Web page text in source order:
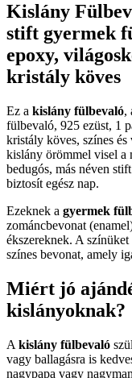
Kislány
stift gyermek
epoxy,
kristály köves
Ez a kislány fülbevaló,
fülbevaló, 925 ezüst, 1
kristály köves, színes
kislány örömmel visel a
bedugós, más néven
biztosít egész nap.
Ezeknek a gyermek
zománcbevonat
ékszereknek. A
színes bevonat, amely
Miért jó
kislányoknak?
A kislány fülbevaló
vagy ballagásra is
nagypapa vagy